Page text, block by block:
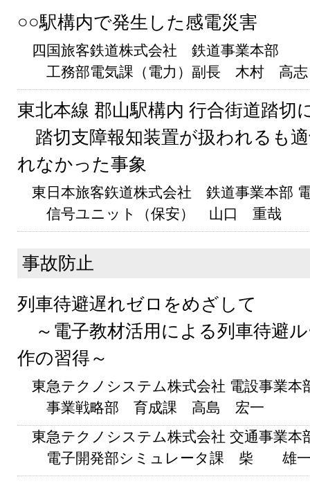
○○駅構内で発生した感電災害
四国旅客鉄道株式会社 鉄道事業本部
工務部電気課（電力）副長 木村 高志
東北本線 郡山駅構内 行合街道踏切
踏切支障報知装置が扱われるも
れなかった事象
東日本旅客鉃道株式会社 鉄道事業本部
信号ユニット（保安） 山口 重哉
事故防止
列車待避遅れゼロをめざして
～電子教材活用による列車待避
作の習得～
東急テクノシステム株式会社 電設事業本
事業戦略部 育成課 高島 宏一
東急テクノシステム株式会社 交通事業本
電子開発部シミュレータ課 柴 雄